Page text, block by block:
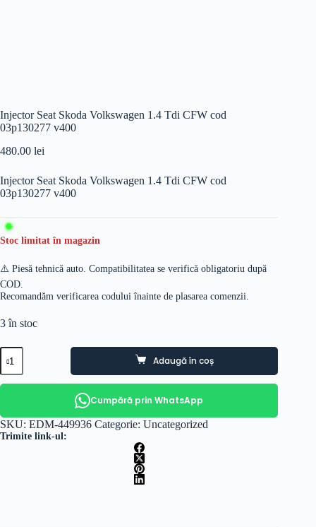
Injector Seat Skoda Volkswagen 1.4 Tdi CFW cod
03p130277 v400
480.00 lei
Injector Seat Skoda Volkswagen 1.4 Tdi CFW cod
03p130277 v400
Stoc limitat în magazin
⚠️ Piesă tehnică auto. Compatibilitatea se verifică obligatoriu după
COD.
Recomandăm verificarea codului înainte de plasarea comenzii.
3 în stoc
Cantitate
Injector
Seat
Skoda
1.4
Tdi
CFW
Adaugă în coș
Cumpără prin WhatsApp
SKU: EDM-449936 Categorie: Uncategorized
Trimite link-ul: